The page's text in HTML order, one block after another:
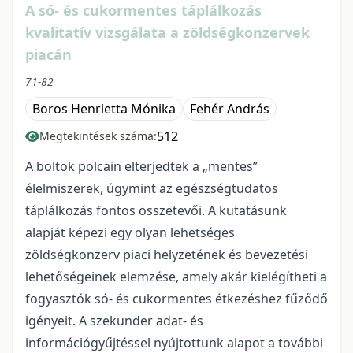
A só- és cukormentes táplálkozás
kvalitatív vizsgálata a zöldségkonzervek
piacán
71-82
Boros Henrietta Mónika Fehér András
Megtekintések száma:512
A boltok polcain elterjedtek a „mentes”
élelmiszerek, úgymint az egészségtudatos
táplálkozás fontos összetevői. A kutatásunk
alapját képezi egy olyan lehetséges
zöldségkonzerv piaci helyzetének és bevezetési
lehetőségeinek elemzése, amely akár kielégítheti a
fogyasztók só- és cukormentes étkezéshez fűződő
igényeit. A szekunder adat- és
információgyűjtéssel nyújtottunk alapot a további